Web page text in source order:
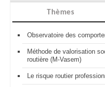
Thèmes
Observatoire des
Méthode de valorisation
routière (M-Vasem)
Le risque routier